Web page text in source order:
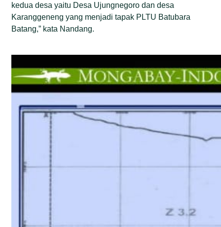
kedua desa yaitu Desa Ujungnegoro dan desa
Karanggeneng yang menjadi tapak PLTU Batubara
Batang,” kata Nandang.